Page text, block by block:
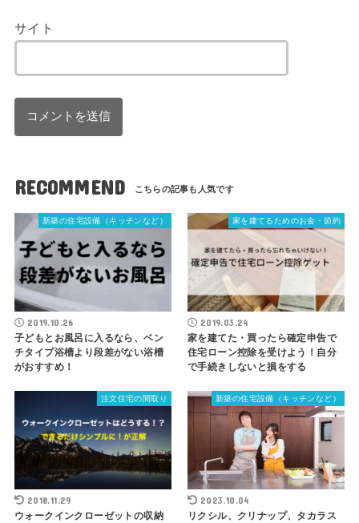
サイト
RECOMMEND
新築の住宅設備（キッチンなど）
2019.10.26
子どもとお風呂に入るなら、ベン
チタイプ浴槽より段差がない浴槽
がおすすめ！
家を建てるためのお金・節約
2019.03.24
家を建てた・買ったら確定申告で
住宅ローン控除を受けよう！自分
で手続きしないと損をする
注文住宅の間取り
2018.11.29
ウォークインクローゼットの収納
新築の住宅設備（キッチンなど）
2023.10.04
リクシル、クリナップ、タカラス